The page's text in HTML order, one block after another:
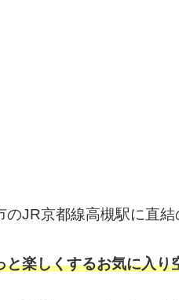
のJR京都線高槻駅に直結
と楽しくするお気に入